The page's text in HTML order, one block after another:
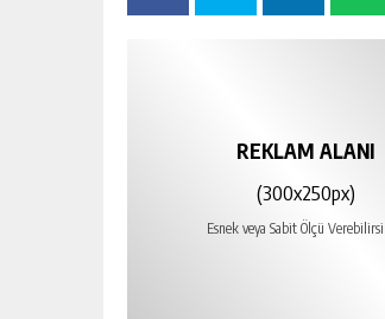
REKLAM ALANI
(300x250px)
Esnek veya Sabit Ölçü